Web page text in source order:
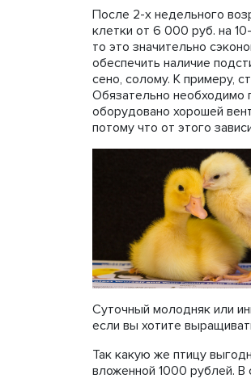
После 2-х недельного
клетки от 6 000 руб. на
то это значительно
обеспечить наличие
сено, солому. К примеру,
Обязательно необходимо
оборудовано хорошей
потому что от этого
Суточный молодняк или
если вы хотите
Так какую же птицу
вложенной 1000 рублей. В